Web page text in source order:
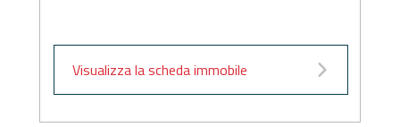
Visualizza la scheda immobile